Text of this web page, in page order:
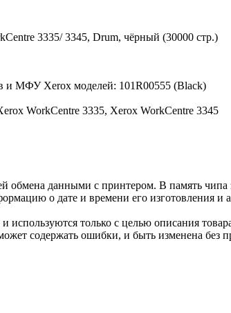
3335/ 3345, Drum, чёрный (30000 стр.)
и МФУ Xerox моделей: 101R00555 (Black)
WorkCentre 3335, Xerox WorkCentre 3345
данными с принтером. В память чипа
о дате и времени его изготовления и
только с целью описания
содержать ошибки, и быть изменена без